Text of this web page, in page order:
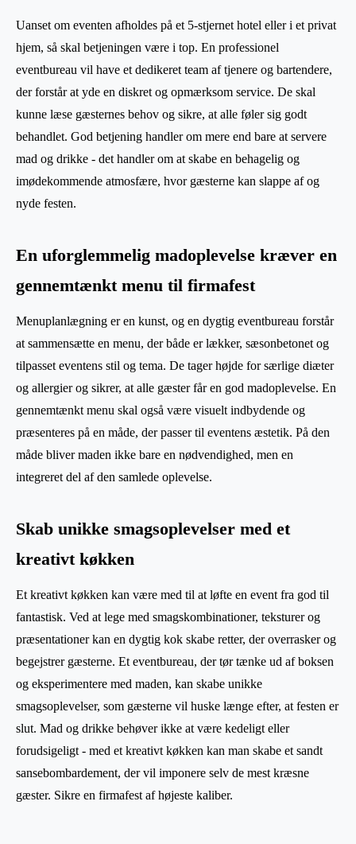
Uanset om eventen afholdes på et 5-stjernet hotel eller i et privat
hjem, så skal betjeningen være i top. En professionel
eventbureau vil have et dedikeret team af tjenere og bartendere,
der forstår at yde en diskret og opmærksom service. De skal
kunne læse gæsternes behov og sikre, at alle føler sig godt
behandlet. God betjening handler om mere end bare at servere
mad og drikke - det handler om at skabe en behagelig og
imødekommende atmosfære, hvor gæsterne kan slappe af og
nyde festen.
En uforglemmelig madoplevelse kræver en
gennemtænkt menu til firmafest
Menuplanlægning er en kunst, og en dygtig eventbureau forstår
at sammensætte en menu, der både er lækker, sæsonbetonet og
tilpasset eventens stil og tema. De tager højde for særlige diæter
og allergier og sikrer, at alle gæster får en god madoplevelse. En
gennemtænkt menu skal også være visuelt indbydende og
præsenteres på en måde, der passer til eventens æstetik. På den
måde bliver maden ikke bare en nødvendighed, men en
integreret del af den samlede oplevelse.
Skab unikke smagsoplevelser med et
kreativt køkken
Et kreativt køkken kan være med til at løfte en event fra god til
fantastisk. Ved at lege med smagskombinationer, teksturer og
præsentationer kan en dygtig kok skabe retter, der overrasker og
begejstrer gæsterne. Et eventbureau, der tør tænke ud af boksen
og eksperimentere med maden, kan skabe unikke
smagsoplevelser, som gæsterne vil huske længe efter, at festen er
slut. Mad og drikke behøver ikke at være kedeligt eller
forudsigeligt - med et kreativt køkken kan man skabe et sandt
sansebombardement, der vil imponere selv de mest kræsne
gæster. Sikre en firmafest af højeste kaliber.